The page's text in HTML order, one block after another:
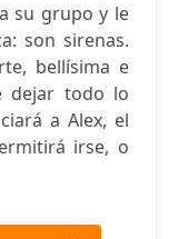
su grupo y le
son sirenas.
bellísima e
dejar todo lo
a Alex, el
irse, o